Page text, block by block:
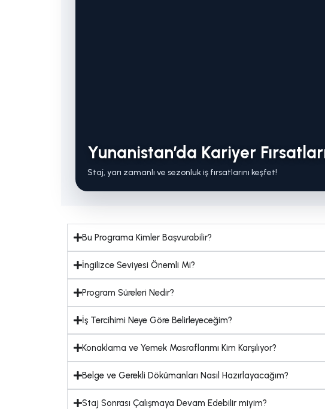
Yunanistan’da Kariyer
Staj, yarı zamanlı ve sezonluk iş fırsatlarını keşfet!
Bu Programa Kimler Başvurabilir?
İngilizce Seviyesi Önemli Mi?
Program Süreleri Nedir?
İş Tercihimi Neye Göre Belirleyeceğim?
Konaklama ve Yemek Masraflarımı Kim Karşılıyor?
Belge ve Gerekli Dökümanları Nasıl Hazırlayacağım?
Staj Sonrası Çalışmaya Devam Edebilir miyim?